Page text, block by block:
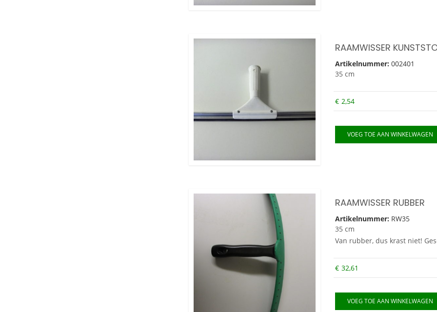
RAAMWISSER
Artikelnummer: 002401
35 cm
€ 2,54
VOEG TOE AAN WINKELWAGEN
RAAMWISSER RUBBER
Artikelnummer: RW35
35 cm
Van rubber, dus krast niet!
€ 32,61
VOEG TOE AAN WINKELWAGEN